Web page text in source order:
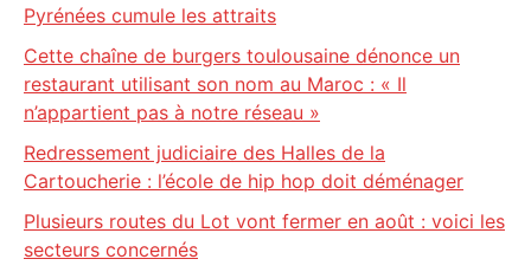
Pyrénées cumule les attraits
Cette chaîne de burgers toulousaine dénonce un
restaurant utilisant son nom au Maroc : « Il
n’appartient pas à notre réseau »
Redressement judiciaire des Halles de la
Cartoucherie : l’école de hip hop doit déménager
Plusieurs routes du Lot vont fermer en août : voici les
secteurs concernés